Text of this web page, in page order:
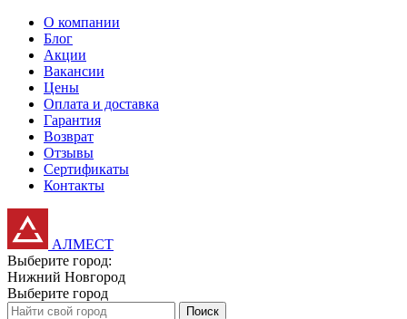
О компании
Блог
Акции
Вакансии
Цены
Оплата и доставка
Гарантия
Возврат
Отзывы
Сертификаты
Контакты
АЛМЕСТ
Выберите город:
Нижний Новгород
Выберите город
Поиск